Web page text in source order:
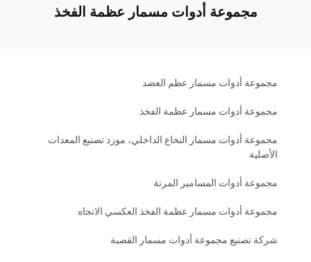
مجموعة أدوات مسمار عظمة الفخذ
مجموعة أدوات مسمار عظم العضد
مجموعة أدوات مسمار عظمة الفخذ
مجموعة أدوات مسمار النخاع الداخلي، مورد تصنيع المعدات
الأصلية
مجموعة أدوات المسامير المرنة
مجموعة أدوات مسمار عظمة الفخذ العكسي الاتجاه
شركة تصنيع مجموعة أدوات مسمار القصبة